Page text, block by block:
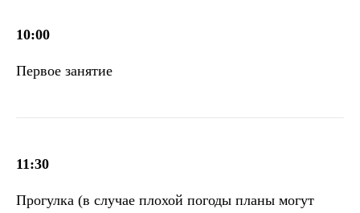
10:00
Первое занятие
11:30
Прогулка (в случае плохой погоды планы могут